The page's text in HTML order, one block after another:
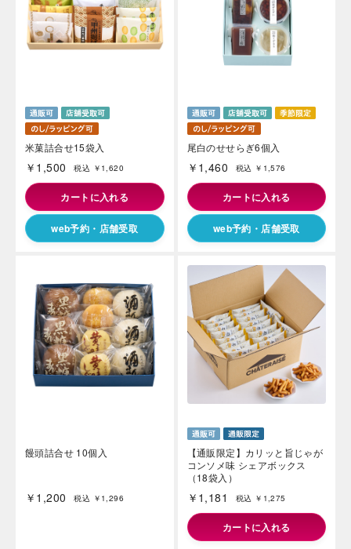
米菓詰合せ15袋入
￥1,500 税込 ￥1,620
カートに入れる
web予約・店舗受取
尾白のせせらぎ6個入
￥1,460 税込 ￥1,576
カートに入れる
web予約・店舗受取
饅頭詰合せ 10個入
￥1,200 税込 ￥1,296
【通販限定】カリッと旨じゃが
コンソメ味 シェアボックス
（18袋入）
￥1,181 税込 ￥1,275
カートに入れる